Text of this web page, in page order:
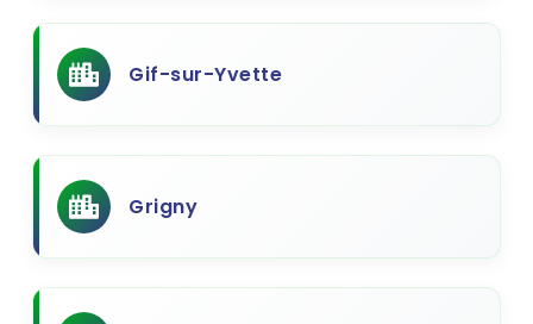
Gif-sur-Yvette
Grigny